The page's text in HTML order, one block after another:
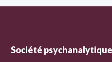
Société